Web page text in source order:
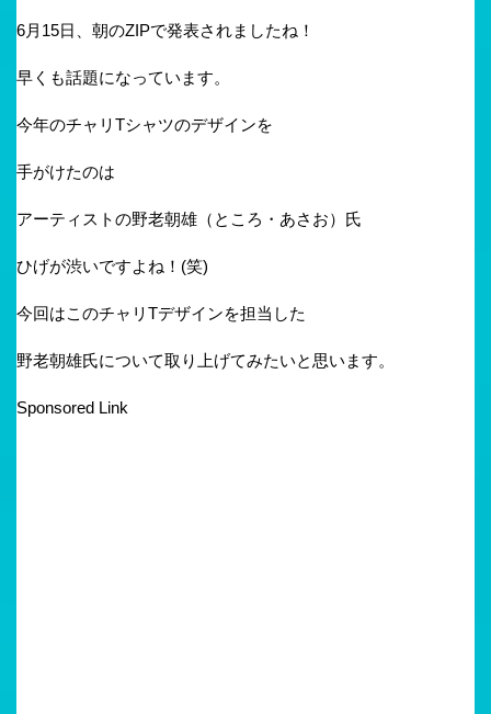
6月15日、朝のZIPで発表されましたね！
早くも話題になっています。
今年のチャリTシャツのデザインを
手がけたのは
アーティストの野老朝雄（ところ・あさお）氏
ひげが渋いですよね！(笑)
今回はこのチャリTデザインを担当した
野老朝雄氏について取り上げてみたいと思います。
Sponsored Link